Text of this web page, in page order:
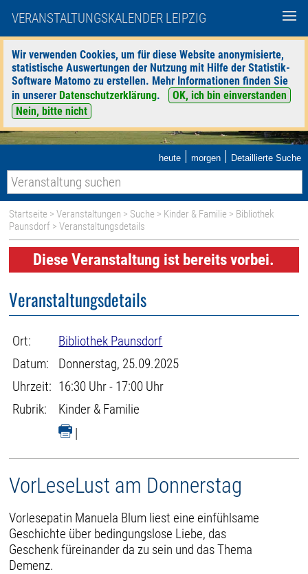
VERANSTALTUNGSKALENDER LEIPZIG
Wir verwenden Cookies, um für diese Website anonymisierte,
statistische Auswertungen der Nutzung mit Hilfe der Statistik-
Software Matomo zu erstellen. Mehr Informationen finden Sie
in unserer Datenschutzerklärung.
OK, ich bin einverstanden
Nein, bitte nicht
heute | morgen | Detaillierte Suche
Startseite >Veranstaltungen > Suche > Kinder & Familie > Bibliothek
Paunsdorf > Veranstaltungsdetails
Diese Veranstaltung ist bereits vorbei.
Veranstaltungsdetails
Ort:
Bibliothek Paunsdorf
Datum:
Donnerstag, 25.09.2025
Uhrzeit: 16:30 Uhr - 17:00 Uhr
Rubrik:
Kinder & Familie
|
VorLeseLust am Donnerstag
Vorlesepatin Manuela Blum liest eine einfühlsame
Geschichte über bedingungslose Liebe, das
Geschenk füreinander da zu sein und das Thema
Demenz.